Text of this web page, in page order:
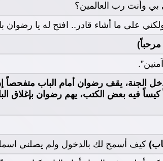
وأنت رب العالمين؟
على ما أشاء قادر.. افتح له يا رضوان
الجنة، يقف رضوان أمام الباب
كيساً فيه بعض الكتب، يهم رضوان بإغلاق
كيف أسمح لك بالدخول ولم يصلني اسمك